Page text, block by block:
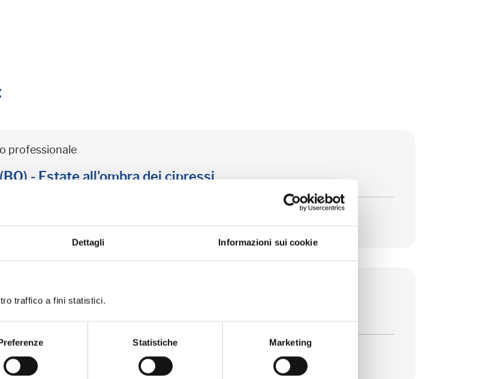
Dettagli Informazioni sui cookie
traffico a fini statistici.
Statistiche Marketing
professionale
- Estate all'ombra dei cipressi
professionale
- La cittadinanza italiana dopo la legge 74/2025